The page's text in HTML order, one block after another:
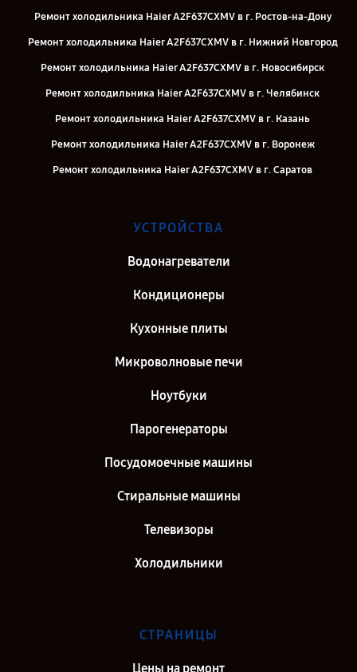
Ремонт холодильника Haier A2F637CXMV в г. Ростов-на-Дону
Ремонт холодильника Haier A2F637CXMV в г. Нижний Новгород
Ремонт холодильника Haier A2F637CXMV в г. Новосибирск
Ремонт холодильника Haier A2F637CXMV в г. Челябинск
Ремонт холодильника Haier A2F637CXMV в г. Казань
Ремонт холодильника Haier A2F637CXMV в г. Воронеж
Ремонт холодильника Haier A2F637CXMV в г. Саратов
Ремонт холодильника Haier A2F637CXMV в г. Киров
УСТРОЙСТВА
Водонагреватели
Кондиционеры
Кухонные плиты
Микроволновые печи
Ноутбуки
Парогенераторы
Посудомоечные машины
Стиральные машины
Телевизоры
Холодильники
СТРАНИЦЫ
Цены на ремонт